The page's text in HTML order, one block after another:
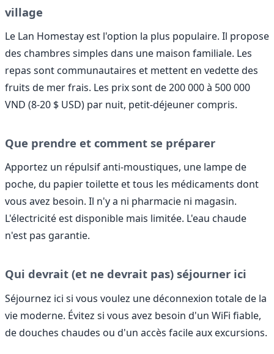
village
Le Lan Homestay est l'option la plus populaire. Il propose
des chambres simples dans une maison familiale. Les
repas sont communautaires et mettent en vedette des
fruits de mer frais. Les prix sont de 200 000 à 500 000
VND (8-20 $ USD) par nuit, petit-déjeuner compris.
Que prendre et comment se préparer
Apportez un répulsif anti-moustiques, une lampe de
poche, du papier toilette et tous les médicaments dont
vous avez besoin. Il n'y a ni pharmacie ni magasin.
L'électricité est disponible mais limitée. L'eau chaude
n'est pas garantie.
Qui devrait (et ne devrait pas) séjourner ici
Séjournez ici si vous voulez une déconnexion totale de la
vie moderne. Évitez si vous avez besoin d'un WiFi fiable,
de douches chaudes ou d'un accès facile aux excursions.